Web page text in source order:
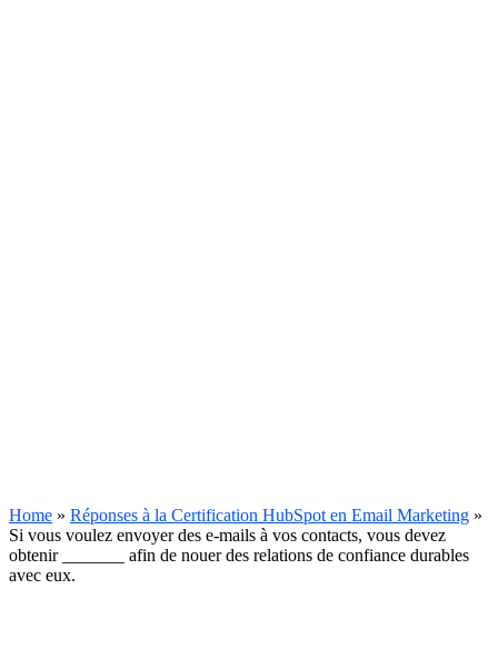
Home » Réponses à la Certification HubSpot en Email Marketing »
Si vous voulez envoyer des e-mails à vos contacts, vous devez
obtenir _______ afin de nouer des relations de confiance durables
avec eux.